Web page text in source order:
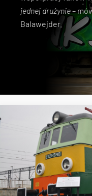
jednej drużynie–
Balawejder.
MPK Wrocław
tramwaje
Śląsk Wrocław